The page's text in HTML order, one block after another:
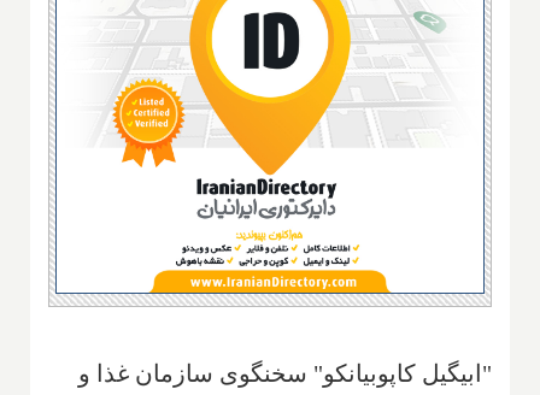
"ابیگیل کاپوبیانکو" سخنگوی ‌سازمان غذا و